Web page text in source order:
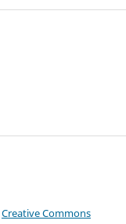
Creative Commons